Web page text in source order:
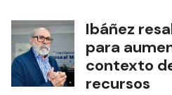
Ibáñez
para
contexto
recursos